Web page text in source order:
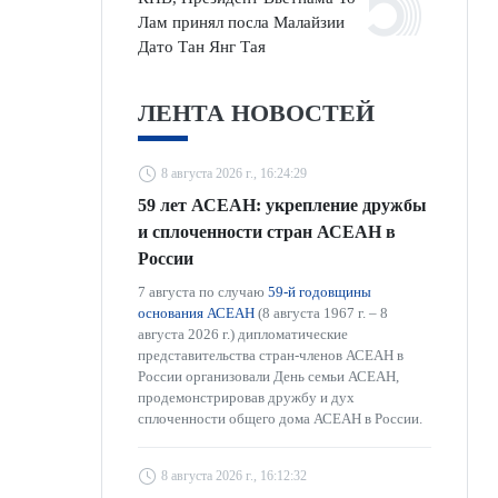
Лам принял посла Малайзии
Дато Тан Янг Тая
ЛЕНТА НОВОСТЕЙ
8 августа 2026 г., 16:24:29
59 лет АСЕАН: укрепление дружбы
и сплоченности стран АСЕАН в
России
7 августа по случаю 59-й годовщины
основания АСЕАН (8 августа 1967 г. – 8
августа 2026 г.) дипломатические
представительства стран-членов АСЕАН в
России организовали День семьи АСЕАН,
продемонстрировав дружбу и дух
сплоченности общего дома АСЕАН в России.
8 августа 2026 г., 16:12:32